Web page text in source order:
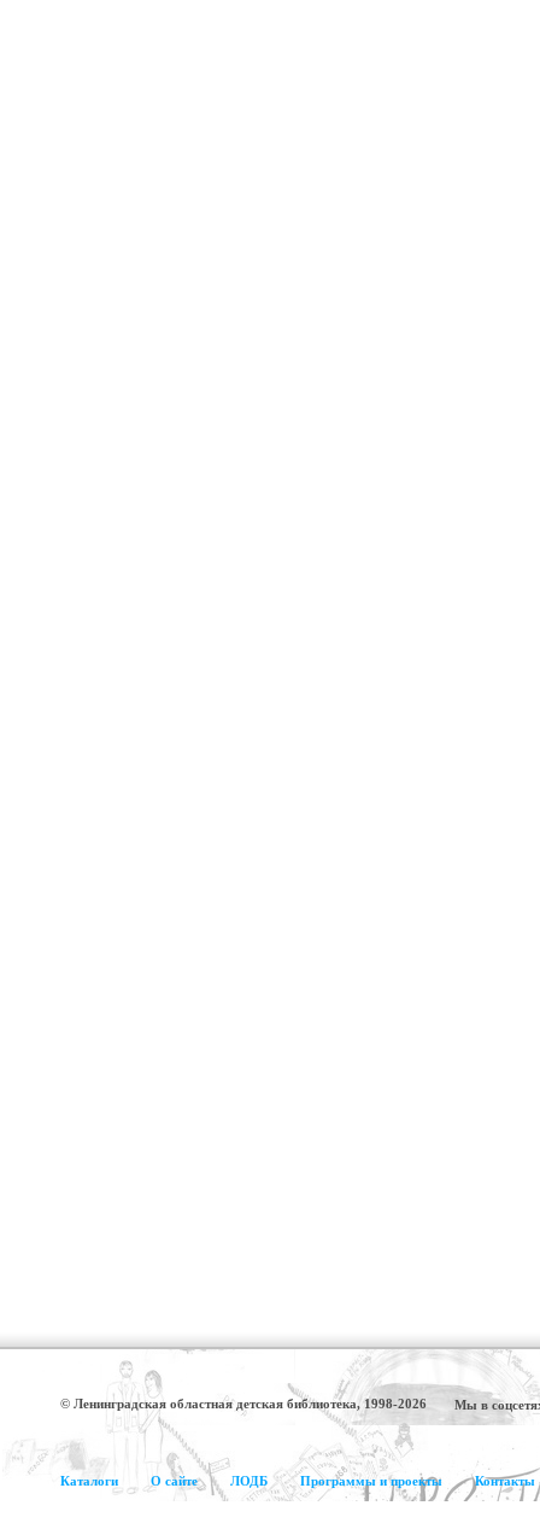
© Ленинградская областная детская библиотека, 1998-2026 Мы в
Каталоги О сайте ЛОДБ Программы и проекты Контакты